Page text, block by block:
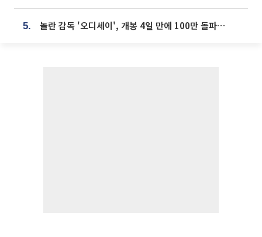
5. 놀란 감독 '오디세이', 개봉 4일 만에 100만 돌파⋯'왕사남' 보다 빠르다